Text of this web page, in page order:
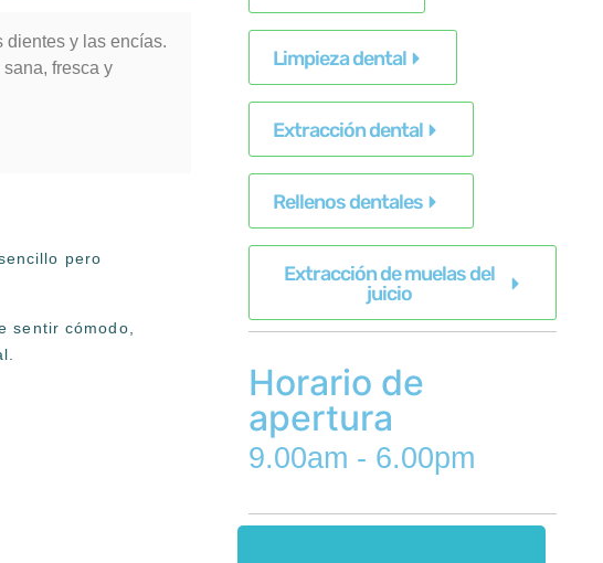
dientes y las encías.
fresca y
pero
sentir cómodo,
Limpieza dental
Extracción dental
Rellenos dentales
Extracción de muelas del
juicio
Horario de
apertura
9.00am - 6.00pm